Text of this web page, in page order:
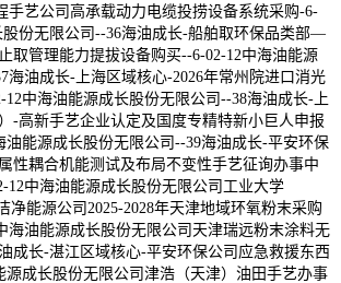
手艺公司高承载动力电缆投捞设备系统采购-6-
股份无限公司--36海油成长-船舶取环保品类部—
取管理能力提拔设备购买--6-02-12中海油能源
海油成长-上海区域核心-2026年常州院进口消光
12中海油能源成长股份无限公司--38海油成长-上
-高新手艺企业认定及国度专精特新小巨人申报
油能源成长股份无限公司--39海油成长-平安环保
性耦合机能测试及布局不变性手艺征询办事中
12中海油能源成长股份无限公司工业大学
净能源公司2025-2028年天津地域环氧粉末采购
海油能源成长股份无限公司天津瑞远粉末涂料无
油成长-湛江区域核心-平安环保公司应急救援东西
源成长股份无限公司津浩（天津）油田手艺办事